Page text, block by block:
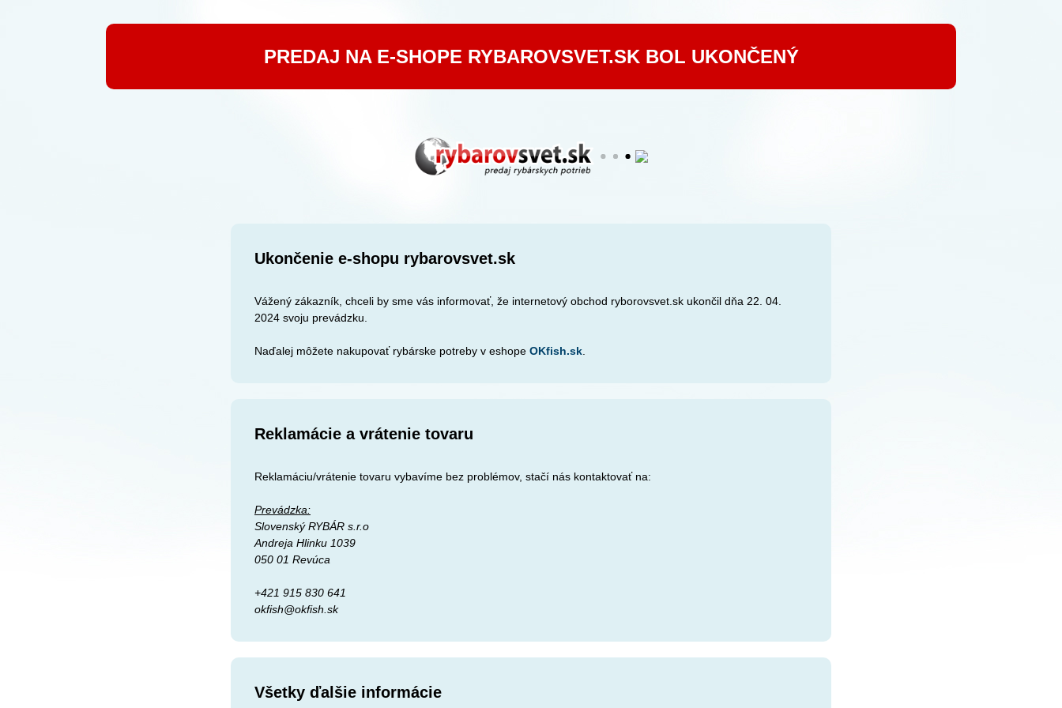
PREDAJ NA E-SHOPE RYBAROVSVET.SK BOL UKONČENÝ
Ukončenie e-shopu rybarovsvet.sk
Vážený zákazník, chceli by sme vás informovať, že internetový obchod ryborovsvet.sk ukončil dňa 22. 04.
2024 svoju prevádzku.
Naďalej môžete nakupovať rybárske potreby v eshope OKfish.sk
Reklamácie a vrátenie tovaru
Reklamáciu/vrátenie tovaru vybavíme bez problémov, stačí nás kontaktovať na:
Prevádzka:
Slovenský RYBÁR s.r.o
Andreja Hlinku 1039
050 01 Revúca
+421 915 830 641
okfish@okfish.sk
Všetky ďalšie informácie